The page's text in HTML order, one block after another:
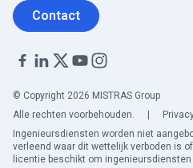
Contact
© Copyright 2026 MISTRAS Group
Alle rechten voorbehouden.
Ingenieursdiensten worden niet
verleend waar dit wettelijk verboden is
licentie beschikt om